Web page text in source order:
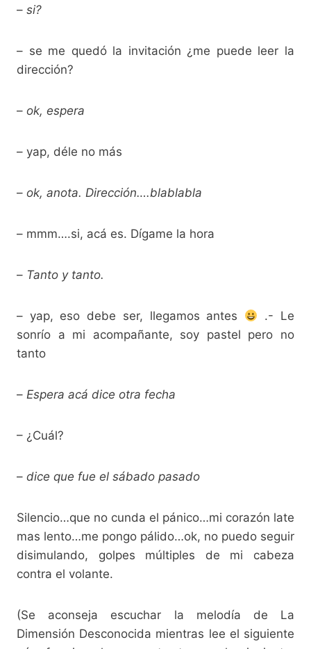
– si?
– se me quedó la invitación ¿me puede leer la
dirección?
– ok, espera
– yap, déle no más
– ok, anota. Dirección….blablabla
– mmm….si, acá es. Dígame la hora
– Tanto y tanto.
– yap, eso debe ser, llegamos antes
.- Le
sonrío a mi acompañante, soy pastel pero no
tanto
– Espera acá dice otra fecha
– ¿Cuál?
– dice que fue el sábado pasado
Silencio…que no cunda el pánico…mi corazón late
mas lento…me pongo pálido…ok, no puedo seguir
disimulando, golpes múltiples de mi cabeza
contra el volante.
(Se aconseja escuchar la melodía de La
Dimensión Desconocida mientras lee el siguiente